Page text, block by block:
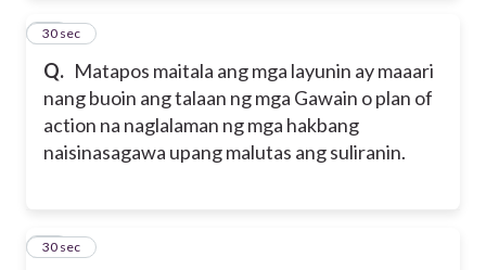
Q. Matapos maitala ang mga layunin ay maaari
nang buoin ang talaan ng mga Gawain o plan of
action na naglalaman ng mga hakbang
naisinasagawa upang malutas ang suliranin.
32
30 sec
33
30 sec